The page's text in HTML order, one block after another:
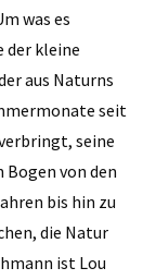
was es
der kleine
aus Naturns
seit
seine
von den
bis hin zu
die Natur
ist Lou